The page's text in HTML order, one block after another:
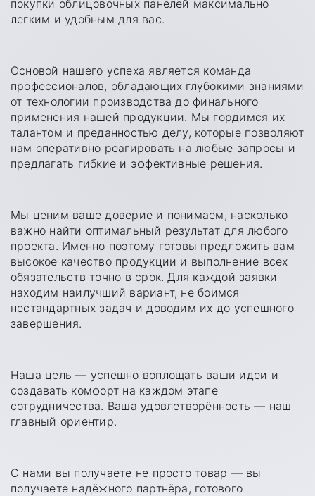
покупки облицовочных панелей максимально
легким и удобным для вас.
Основой нашего успеха является команда
профессионалов, обладающих глубокими знаниями
от технологии производства до финального
применения нашей продукции. Мы гордимся их
талантом и преданностью делу, которые позволяют
нам оперативно реагировать на любые запросы и
предлагать гибкие и эффективные решения.
Мы ценим ваше доверие и понимаем, насколько
важно найти оптимальный результат для любого
проекта. Именно поэтому готовы предложить вам
высокое качество продукции и выполнение всех
обязательств точно в срок. Для каждой заявки
находим наилучший вариант, не боимся
нестандартных задач и доводим их до успешного
завершения.
Наша цель — успешно воплощать ваши идеи и
создавать комфорт на каждом этапе
сотрудничества. Ваша удовлетворённость — наш
главный ориентир.
С нами вы получаете не просто товар — вы
получаете надёжного партнёра, готового